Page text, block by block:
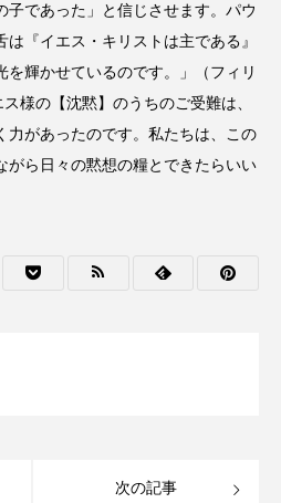
子であった」と信じさせます。パウ
『イエス・キリストは主である』
を輝かせているのです。」（フィリ
様の【沈黙】のうちのご受難は、
力があったのです。私たちは、この
がら日々の黙想の糧とできたらいい
次の記事